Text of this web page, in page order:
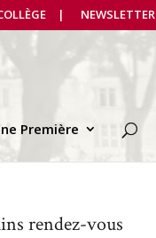
NEWSLETTER
Première
rendez-vous